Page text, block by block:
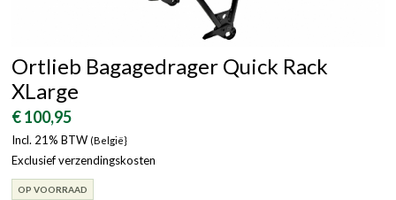
Ortlieb Bagagedrager Quick Rack
XLarge
€ 100,95
Incl. 21% BTW (België}
Exclusief verzendingskosten
OP VOORRAAD